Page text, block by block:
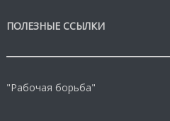
ПОЛЕЗНЫЕ ССЫЛКИ
"Рабочая борьба"